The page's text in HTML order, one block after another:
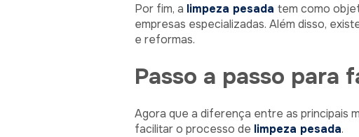
Por fim, a limpeza pesada tem como
empresas especializadas. Além disso,
e reformas.
Passo a passo para
Agora que a diferença entre as principais
facilitar o processo de limpeza pesada.